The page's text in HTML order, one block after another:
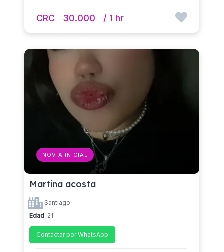
CRC 30.000 / 1 hr
NOVIA INICIAL
Martina acosta
Santiago
Edad: 21
Contactar por WhatsApp